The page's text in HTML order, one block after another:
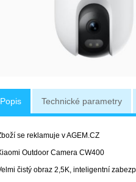
Popis Technické parametry
se reklamuje v AGEM.CZ
Outdoor Camera CW400
čistý obraz 2,5K, inteligentní